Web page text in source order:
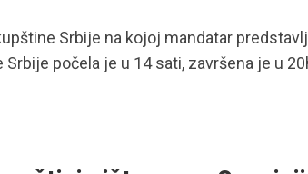
Srbije na kojoj mandatar
počela je u 14 sati, završena je u